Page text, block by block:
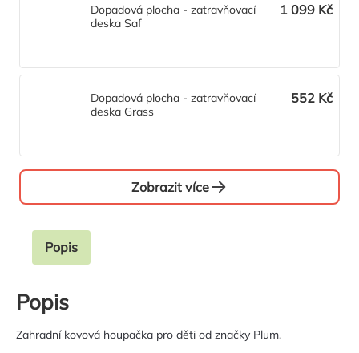
Dopadová plocha - zatravňovací
deska Saf
1 099 Kč
Dopadová plocha - zatravňovací
deska Grass
552 Kč
Zobrazit více
Popis
Popis
Zahradní kovová houpačka pro děti od značky Plum.